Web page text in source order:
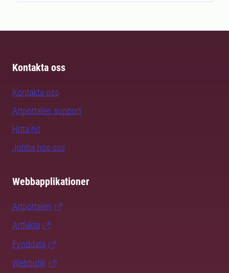
Kontakta oss
Kontakta oss
Artportalen support
Hitta hit
Jobba hos oss
Webbapplikationer
Artportalen
Artfakta
Fynddata
Webbutik